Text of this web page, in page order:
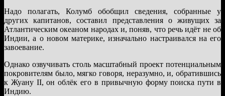
Надо полагать, Колумб обобщил сведения, собранные у
других капитанов, составил представления о живущих за
Атлантическим океаном народах и, поняв, что речь идёт не об
Индии, а о новом материке, изначально настраивался на его
завоевание.
Однако озвучивать столь масштабный проект потенциальным
покровителям было, мягко говоря, неразумно, и, обратившись
к Жуану II, он облёк его в привычную форму поиска пути в
Индию.